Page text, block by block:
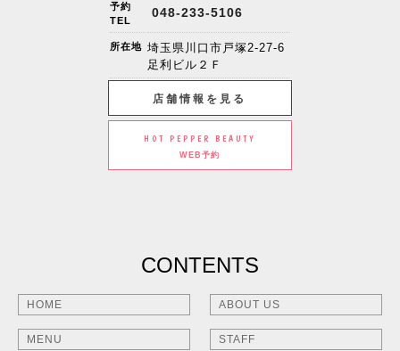
予約
TEL
048-233-5106
所在地 埼玉県川口市戸塚2-27-6
足利ビル２Ｆ
店舗情報を見る
HOT PEPPER BEAUTY
WEB予約
CONTENTS
HOME ABOUT US
MENU STAFF